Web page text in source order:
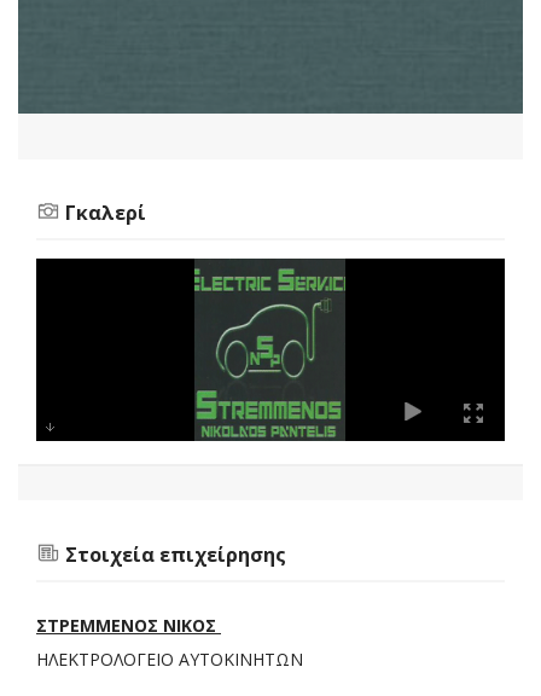
Γκαλερί
Στοιχεία επιχείρησης
ΣΤΡΕΜΜΕΝΟΣ ΝΙΚΟΣ
ΗΛΕΚΤΡΟΛΟΓΕΙΟ ΑΥΤΟΚΙΝΗΤΩΝ